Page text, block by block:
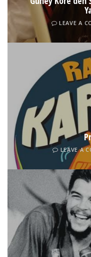
LEAVE A
LEAVE A